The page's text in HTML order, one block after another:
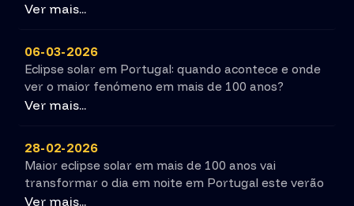
Ver mais...
06-03-2026
Eclipse solar em Portugal: quando acontece e onde
ver o maior fenómeno em mais de 100 anos?
Ver mais...
28-02-2026
Maior eclipse solar em mais de 100 anos vai
transformar o dia em noite em Portugal este verão
Ver mais...